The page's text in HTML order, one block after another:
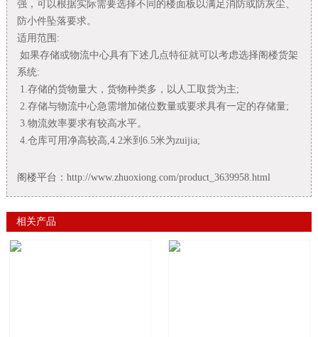
强，可以根据实际需要选择不同的楼面板以满足消防或防灰尘、
防小件坠落要求。
适用范围:
如果存储或物流中心具有下述几点特征就可以考虑选择阁楼货架
系统:
1.存储的货物量大，货物种类多，以人工取货为主;
2.存储与物流中心急需增加储位数量或要求具有一定的存储量;
3.物流效率要求有较高水平。
4.仓库可用净高较高,4.2米到6.5米为zuijia;
阁楼平台： http://www.zhuoxiong.com/product_3639958.html
相关产品